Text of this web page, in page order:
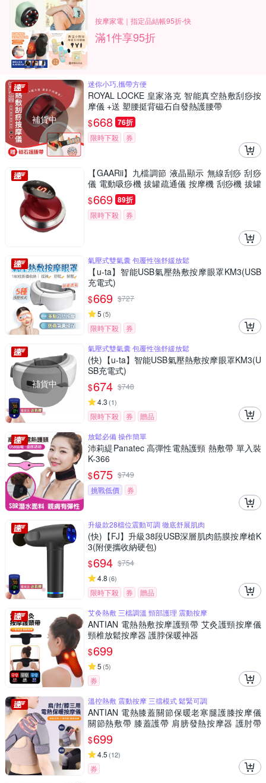
按摩家電｜指定品結帳95折-快
滿1件享95折
補貨中
迷你小巧,攜帶方便
ROYAL LOCKE 皇家洛克 智能真空熱敷刮痧按
摩儀 +送 塑腰挺背磁石自發熱護腰帶
$668 76折
限時下殺 券
【GAARii】九檔調節 液晶顯示 無線刮痧 刮痧
儀 電動吸痧機 拔罐疏通儀 按摩機 刮痧機 拔罐
機
$669 89折
限時下殺 券
氣壓式雙氣囊 包覆性強舒緩放鬆
【u-ta】智能USB氣壓熱敷按摩眼罩KM3(USB
充電式)
$669 $727
5 (5)
限時下殺 券
補貨中
氣壓式雙氣囊 包覆性強舒緩放鬆
(快)【u-ta】智能USB氣壓熱敷按摩眼罩KM3(U
SB充電式)
$674 $748
4.3 (1)
限時下殺 券
贈品
放鬆必備 操作簡單
沛莉緹Panatec 高彈性電熱護頸 熱敷帶 單入裝
K-366
$675 $749
挑戰低價
券
升級款28檔位震動可調 徹底舒展肌肉
(快)【FJ】升級38段USB深層肌肉筋膜按摩槍K
3(附便攜收納硬包)
$694 $754
4.8 (6)
限時下殺 券
贈品
艾灸熱敷 三檔調溫 頸部護理 震動按摩
ANTIAN 電熱熱敷按摩護頸帶 艾灸護頸按摩儀
頸椎放鬆按摩器 護脖保暖神器
$699
5 (5)
券
溫控熱敷 震動按摩 三擋模式 鬆緊可調
ANTIAN 電熱膝蓋關節保暖老寒腿護膝按摩儀
關節熱敷帶 膝蓋護帶 肩膀發熱按摩器 護肘帶
（交換禮物）
$699
4.5 (12)
券